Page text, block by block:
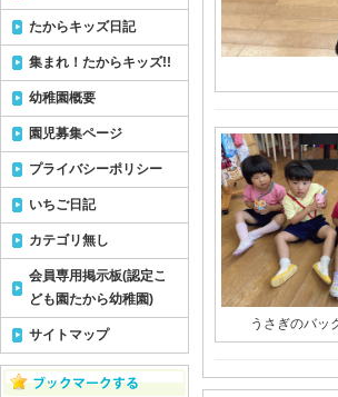
うさぎのバッ
たからキッズ日記
集まれ！たからキッズ!!
幼稚園概要
園児募集ページ
プライバシーポリシー
いちご日記
カテゴリ無し
会員専用掲示板(認定こ
ども園たから幼稚園)
サイトマップ